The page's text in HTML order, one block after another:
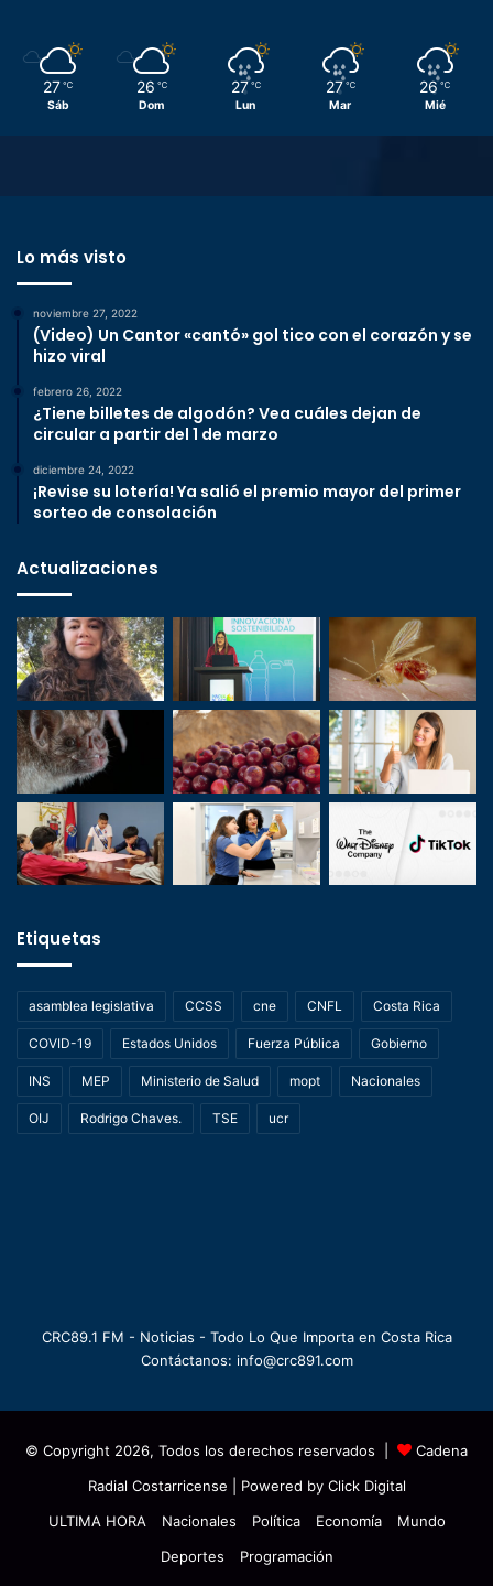
27 ℃
Sáb
26 ℃
Dom
27 ℃
Lun
27 ℃
Mar
26 ℃
Mié
Lo más visto
noviembre 27, 2022
(Video) Un Cantor «cantó» gol tico con el corazón y se
hizo viral
febrero 26, 2022
¿Tiene billetes de algodón? Vea cuáles dejan de
circular a partir del 1 de marzo
diciembre 24, 2022
¡Revise su lotería! Ya salió el premio mayor del primer
sorteo de consolación
Actualizaciones
Etiquetas
asamblea legislativa CCSS cne CNFL Costa Rica
COVID-19 Estados Unidos Fuerza Pública Gobierno
INS MEP Ministerio de Salud mopt Nacionales
OIJ Rodrigo Chaves. TSE ucr
CRC89.1 FM - Noticias - Todo Lo Que Importa en Costa Rica
Contáctanos: info@crc891.com
© Copyright 2026, Todos los derechos reservados |
Cadena
Radial Costarricense | Powered by Click Digital
ULTIMA HORA
Nacionales Política Economía
Mundo
Deportes
Programación